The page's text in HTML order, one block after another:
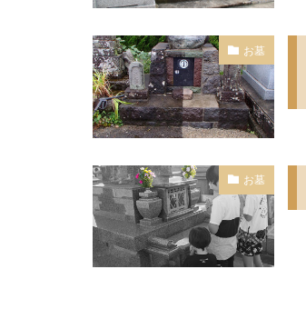
お墓
お墓